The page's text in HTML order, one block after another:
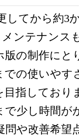
してから約3
メンテナンス
版の制作に
での使いや
目指しており
で少し時間が
問や改善希望